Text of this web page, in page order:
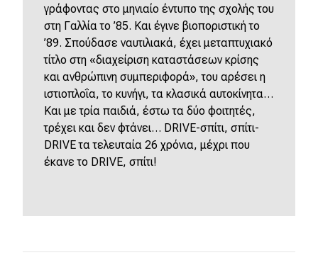
γράφοντας στο μηνιαίο έντυπο της σχολής του
στη Γαλλία το ’85. Και έγινε βιοποριστική το
’89. Σπούδασε ναυτιλιακά, έχει μεταπτυχιακό
τίτλο στη «διαχείριση καταστάσεων κρίσης
και ανθρώπινη συμπεριφορά», του αρέσει η
ιστιοπλοΐα, το κυνήγι, τα κλασικά αυτοκίνητα…
Kαι με τρία παιδιά, έστω τα δύο φοιτητές,
τρέχει και δεν φτάνει… DRIVE-σπίτι, σπίτι-
DRIVE τα τελευταία 26 χρόνια, μέχρι που
έκανε το DRIVE, σπίτι!